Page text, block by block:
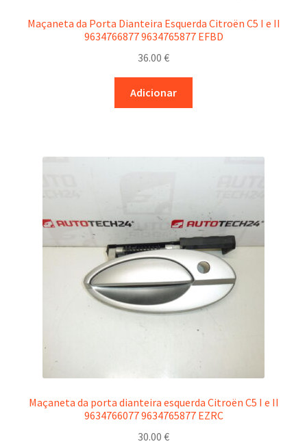
Maçaneta da Porta Dianteira Esquerda Citroën C5 I e II
9634766877 9634765877 EFBD
36.00 €
Adicionar
Maçaneta da porta dianteira esquerda Citroën C5 I e II
9634766077 9634765877 EZRC
30.00 €